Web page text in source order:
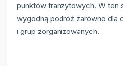
punktów tranzytowych. W ten
wygodną podróż zarówno dla
i grup zorganizowanych.